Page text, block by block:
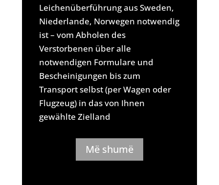
Leichenüberführung aus Sweden,
Niederlande, Norwegen notwendig
ist – vom Abholen des
Verstorbenen über alle
notwendigen Formulare und
Bescheinigungen bis zum
Transport selbst (per Wagen oder
Flugzeug) in das von Ihnen
gewählte Zielland
Më shumë